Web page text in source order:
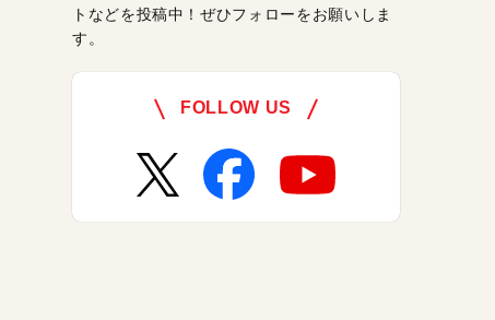
トなどを投稿中！ぜひフォローをお願いしま
す。
FOLLOW US